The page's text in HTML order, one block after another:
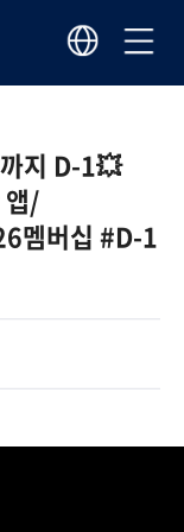
지 D-1💥
앱/
멤버십 #D-1